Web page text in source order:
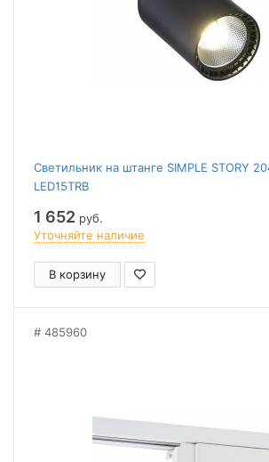
Светильник на штанге SIMPLE STORY
LED15TRB
1 652 руб.
Уточняйте наличие
В корзину
485960